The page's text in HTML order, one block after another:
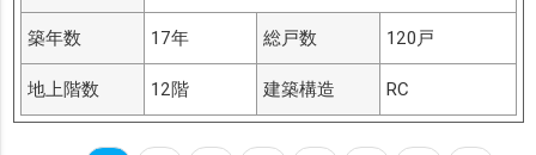
築年数 17年 総戸数 120戸
地上階数 12階 建築構造 RC